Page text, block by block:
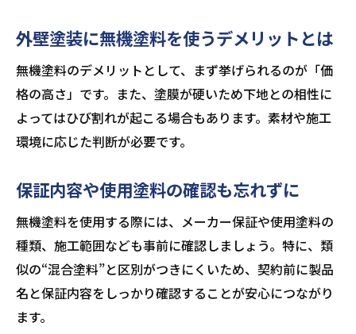
外壁塗装に無機塗料を使うデメリットとは
無機塗料のデメリットとして、まず挙げられるのが「価
格の高さ」です。また、塗膜が硬いため下地との相性に
よってはひび割れが起こる場合もあります。素材や施工
環境に応じた判断が必要です。
保証内容や使用塗料の確認も忘れずに
無機塗料を使用する際には、メーカー保証や使用塗料の
種類、施工範囲なども事前に確認しましょう。特に、類
似の“混合塗料”と区別がつきにくいため、契約前に製品
名と保証内容をしっかり確認することが安心につながり
ます。